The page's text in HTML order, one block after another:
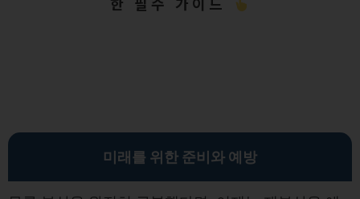
미래를 위한 준비와 예방